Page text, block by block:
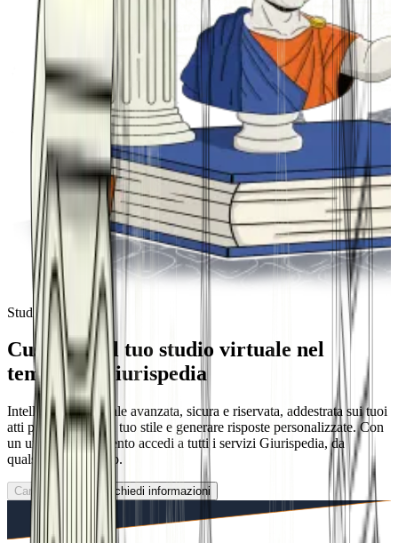
Studio Virtuale
Custodisci il tuo studio virtuale nel
tempio di Giurispedia
Intelligenza artificiale avanzata, sicura e riservata, addestrata sui tuoi
atti per analizzare il tuo stile e generare risposte personalizzate. Con
un unico abbonamento accedi a tutti i servizi Giurispedia, da
qualsiasi dispositivo.
Caricamento... Richiedi informazioni